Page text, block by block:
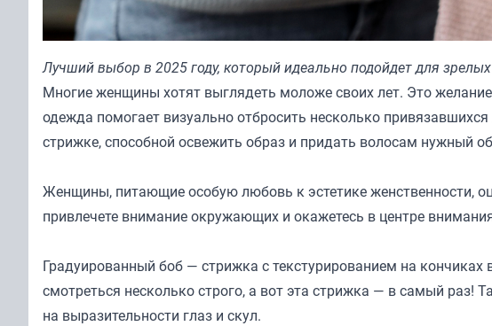
Лучший выбор в 2025 году, который идеально подойдет для
Многие женщины хотят выглядеть моложе своих лет. Это
одежда помогает визуально отбросить несколько
стрижке, способной освежить образ и придать волосам нужный
Женщины, питающие особую любовь к эстетике женственности,
привлечете внимание окружающих и окажетесь в центре
Градуированный боб — стрижка с текстурированием на
смотреться несколько строго, а вот эта стрижка — в самый раз!
на выразительности глаз и скул.